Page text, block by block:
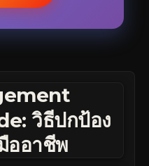
วิธีปกป้อง
ออาชีพ